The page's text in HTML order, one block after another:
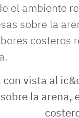
el ambiente
sobre la
costeros